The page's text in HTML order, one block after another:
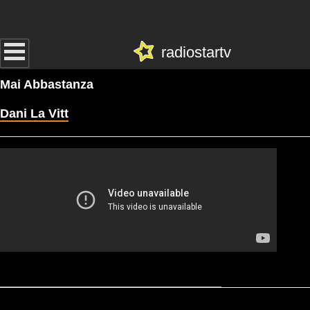
radiostartv
Mai Abbastanza
Dani La Vitt